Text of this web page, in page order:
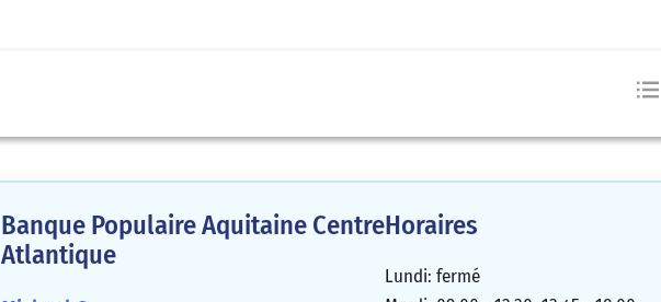
Banque Populaire Aquitaine Centre
Atlantique
Horaires
Lundi: fermé